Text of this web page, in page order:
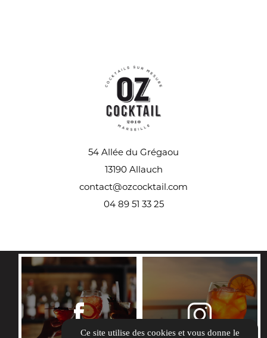
54 Allée du Grégaou
13190 Allauch
contact@ozcocktail.com
04 89 51 33 25
Ce site utilise des cookies et vous donne le